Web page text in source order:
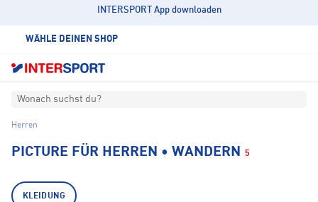
INTERSPORT App downloaden
WÄHLE DEINEN SHOP
Wonach suchst du?
Herren
PICTURE FÜR HERREN • WANDERN 5
KLEIDUNG